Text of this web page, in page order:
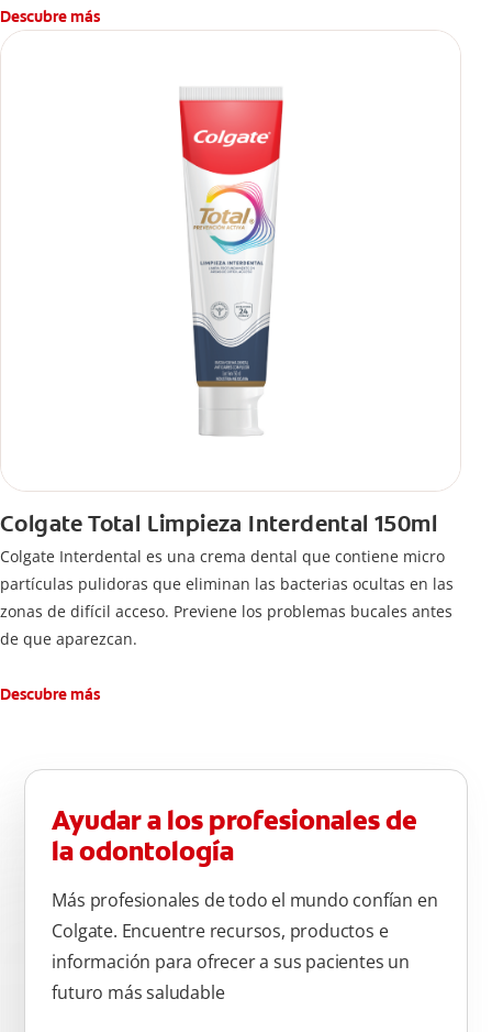
Descubre más
Colgate Total Limpieza Interdental 150ml
Colgate Interdental es una crema dental que contiene micro
partículas pulidoras que eliminan las bacterias ocultas en las
zonas de difícil acceso. Previene los problemas bucales antes
de que aparezcan.
Descubre más
Ayudar a los profesionales de
la odontología
Más profesionales de todo el mundo confían en
Colgate. Encuentre recursos, productos e
información para ofrecer a sus pacientes un
futuro más saludable